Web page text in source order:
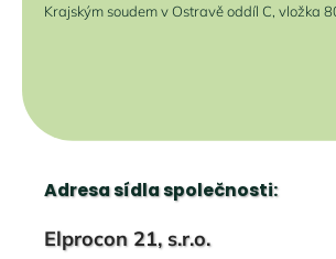
Krajským soudem v Ostravě oddíl C, vložka
Adresa sídla společnosti:
Elprocon 21, s.r.o.